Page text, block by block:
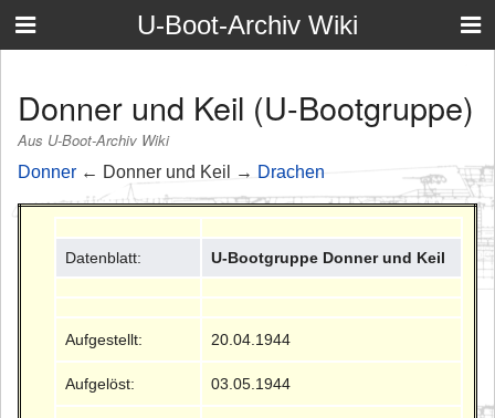
U-Boot-Archiv Wiki
Donner und Keil (U-Bootgruppe)
Aus U-Boot-Archiv Wiki
Donner ← Donner und Keil → Drachen
Datenblatt: U-Bootgruppe Donner und Keil
Aufgestellt: 20.04.1944
Aufgelöst: 03.05.1944